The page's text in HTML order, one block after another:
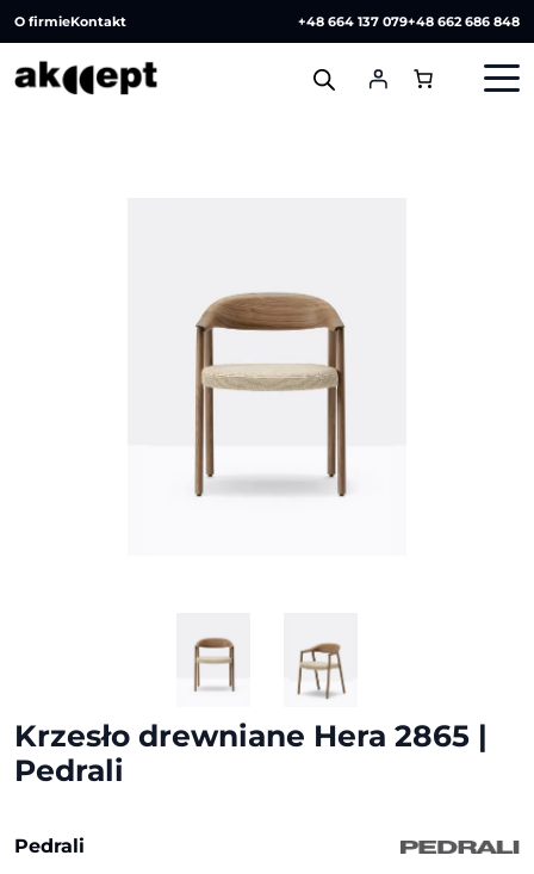
O firmieKontakt +48 664 137 079+48 662 686 848
Krzesło drewniane Hera 2865 |
Pedrali
Pedrali